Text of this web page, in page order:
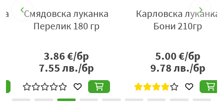
комбинира традиционен вкус, практичност и
универсално приложение в ежедневното хранене.
Благоевград, тел. 0887 803242, e-
trade_office@karol-fernandez.com ,www.karol-
fernandez-com
Смядовска луканка
Перелик 180 гр
3.86€/бр
7.55лв./бр
Карловска луканка
Бони 210гр
5.00€/бр
9.78лв./бр